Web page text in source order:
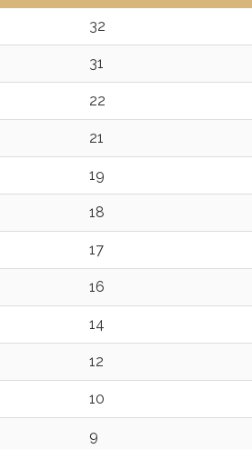
32
31
22
21
19
18
17
16
14
12
10
9